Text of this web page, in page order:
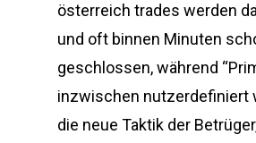
österreich trades werden
und oft binnen Minuten
geschlossen, während
inzwischen nutzerdefiniert
die neue Taktik der